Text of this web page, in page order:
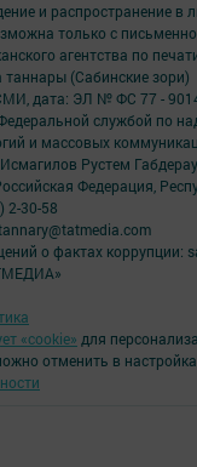
и распространение
только с
агентства по
(Сабинские зори)
дата: ЭЛ № ФС 77 -
службой по
и массовых
Рустем
Федерация,
2-30-58
о фактах коррупции:
«cookie» для
отменить в